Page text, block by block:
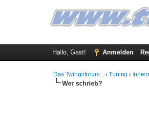
Hallo, Gast! Anmelden
Das Twingoforum... ›Tuning ›
Wer schrieb?